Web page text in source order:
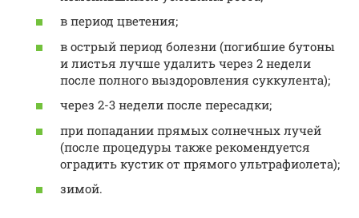
в период цветения;
в острый период болезни (погибшие бутоны
и листья лучше удалить через 2 недели
после полного выздоровления суккулента);
через 2-3 недели после пересадки;
при попадании прямых солнечных лучей
(после процедуры также рекомендуется
оградить кустик от прямого ультрафиолета);
зимой.